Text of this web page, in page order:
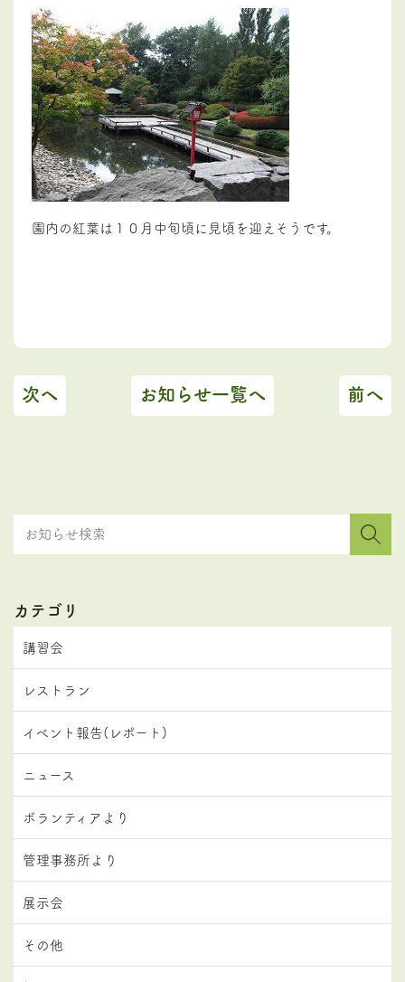
園内の紅葉は１０月中旬頃に見頃を迎えそうです。
次へ お知らせ一覧へ 前へ
カテゴリ
講習会
レストラン
イベント報告(レポート)
ニュース
ボランティアより
管理事務所より
展示会
その他